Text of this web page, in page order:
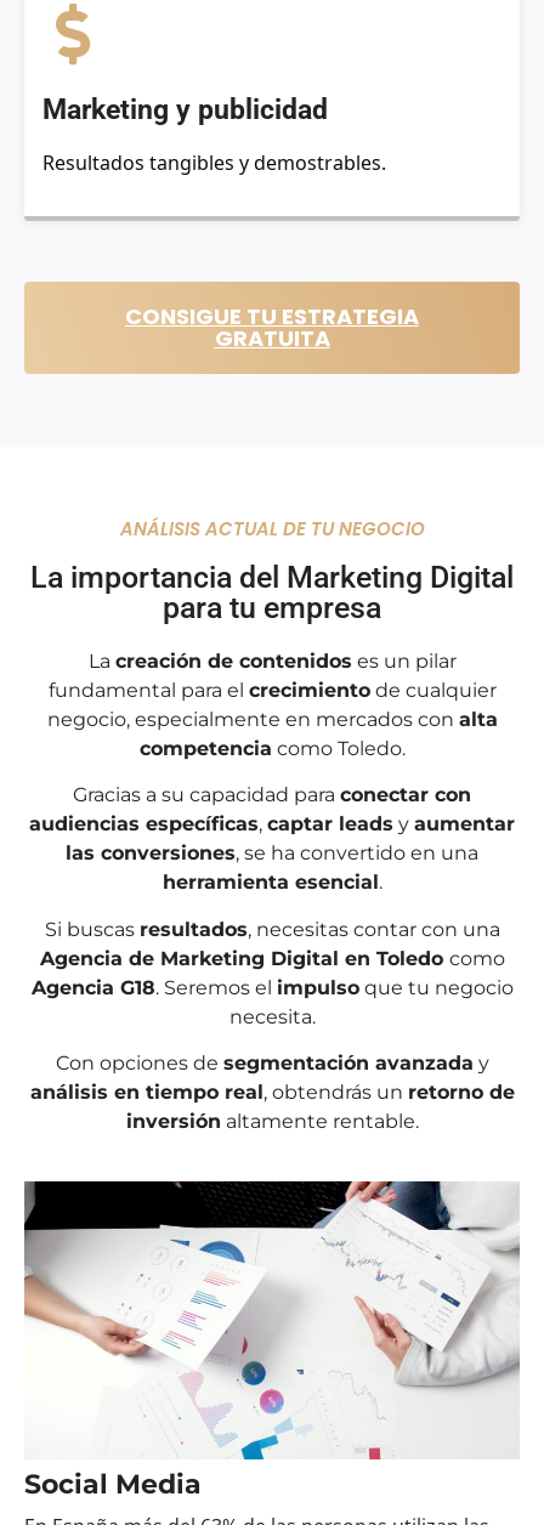
Marketing y publicidad
Resultados tangibles y demostrables.
CONSIGUE TU ESTRATEGIA
GRATUITA
ANÁLISIS ACTUAL DE TU NEGOCIO
La importancia del Marketing Digital
para tu empresa
La creación de contenidos es un pilar
fundamental para el crecimientode cualquier
negocio, especialmente en mercados con alta
competencia como Toledo.
Gracias a su capacidad para conectar con
audiencias específicas, captar leads y aumentar
las conversiones, se ha convertido en una
herramienta esencial.
Si buscas resultados, necesitas contar con una
Agencia de Marketing Digital en Toledo como
Agencia G18. Seremos el impulsoque tu negocio
necesita.
Con opciones de segmentación avanzada y
análisis en tiempo real, obtendrás un retorno de
inversión altamente rentable.
Social Media